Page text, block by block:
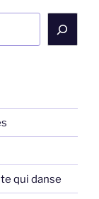
qui danse